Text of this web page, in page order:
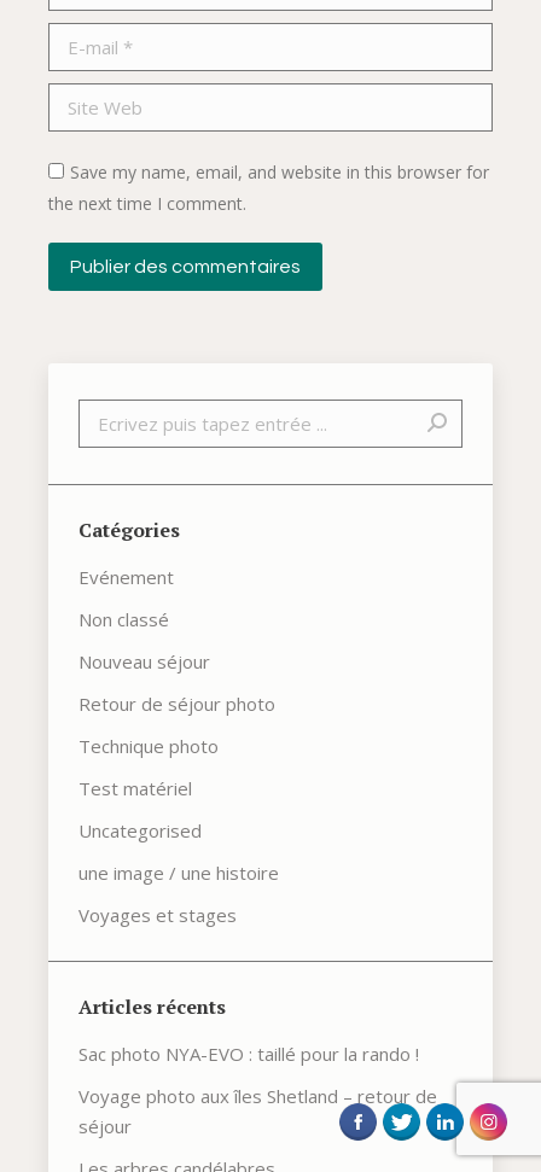
E-mail *
Site Web
Save my name, email, and website in this browser for
the next time I comment.
Publier des commentaires
Recherche
Catégories
Evénement
Non classé
Nouveau séjour
Retour de séjour photo
Technique photo
Test matériel
Uncategorised
une image / une histoire
Voyages et stages
Articles récents
Sac photo NYA-EVO : taillé pour la rando !
Voyage photo aux îles Shetland – retour de
séjour